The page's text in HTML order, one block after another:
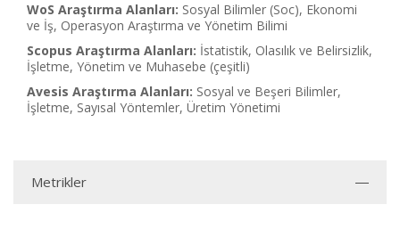
WoS Araştırma Alanları: Sosyal Bilimler (Soc), Ekonomi
ve İş, Operasyon Araştırma ve Yönetim Bilimi
Scopus Araştırma Alanları: İstatistik, Olasılık ve Belirsizlik,
İşletme, Yönetim ve Muhasebe (çeşitli)
Avesis Araştırma Alanları: Sosyal ve Beşeri Bilimler,
İşletme, Sayısal Yöntemler, Üretim Yönetimi
Metrikler